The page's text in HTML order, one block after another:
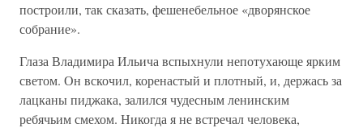
построили, так сказать, фешенебельное «дворянское
собрание».
Глаза Владимира Ильича вспыхнули непотухающе ярким
светом. Он вскочил, коренастый и плотный, и, держась за
лацканы пиджака, залился чудесным ленинским
ребячьим смехом. Никогда я не встречал человека,